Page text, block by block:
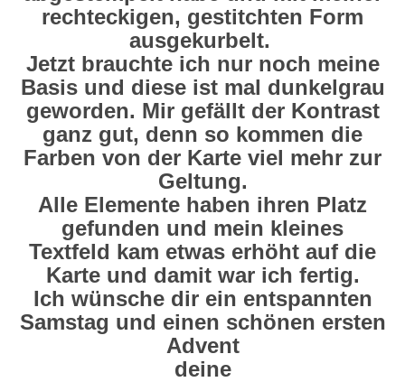
rechteckigen, gestitchten Form
ausgekurbelt.
Jetzt brauchte ich nur noch meine
Basis und diese ist mal dunkelgrau
geworden. Mir gefällt der Kontrast
ganz gut, denn so kommen die
Farben von der Karte viel mehr zur
Geltung.
Alle Elemente haben ihren Platz
gefunden und mein kleines
Textfeld kam etwas erhöht auf die
Karte und damit war ich fertig.
Ich wünsche dir ein entspannten
Samstag und einen schönen ersten
Advent
deine